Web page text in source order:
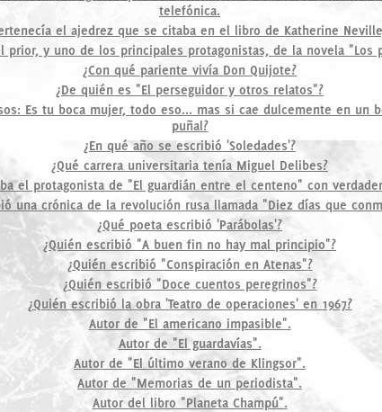
telefónica.
el ajedrez que se citaba en el libro de Katherine
prior, y uno de los principales protagonistas, de la novela "Los
¿Con qué pariente vivía Don Quijote?
¿De quién es "El perseguidor y otros relatos"?
Es tu boca mujer, todo eso... mas si cae dulcemente en un
puñal?
¿En qué año se escribió 'Soledades'?
¿Qué carrera universitaria tenía Miguel Delibes?
el protagonista de "El guardián entre el centeno" con
una crónica de la revolución rusa llamada "Diez días que
¿Qué poeta escribió 'Parábolas'?
¿Quién escribió "A buen fin no hay mal principio"?
¿Quién escribió "Conspiración en Atenas"?
¿Quién escribió "Doce cuentos peregrinos"?
¿Quién escribió la obra 'Teatro de operaciones' en 1967?
Autor de "El americano impasible".
Autor de "El guardavías".
Autor de "El último verano de Klingsor".
Autor de "Memorias de un periodista".
Autor del libro "Planeta Champú".